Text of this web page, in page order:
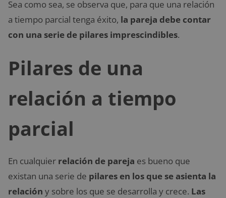
Sea como sea, se observa que, para que una relación
a tiempo parcial tenga éxito, la pareja debe contar
con una serie de pilares imprescindibles.
Pilares de una
relación a tiempo
parcial
En cualquier relación de pareja es bueno que
existan una serie de pilares en los que se asienta la
relación y sobre los que se desarrolla y crece. Las